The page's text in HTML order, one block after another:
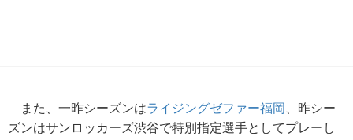
また、一昨シーズンはライジングゼファー福岡
、昨シー
ズンはサンロッカーズ渋谷で特別指定選手としてプレーし